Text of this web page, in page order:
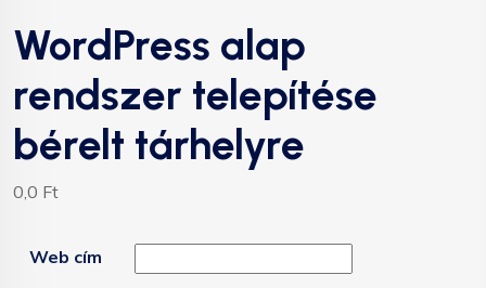
WordPress alap
rendszer telepítése
bérelt tárhelyre
0,0 Ft
Web cím